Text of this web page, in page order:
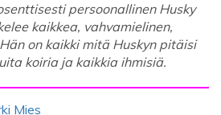
persoonallinen Husky
kaikkea, vahvamielinen,
on kaikki mitä Huskyn pitäisi
koiria ja kaikkia ihmisiä.
Mies